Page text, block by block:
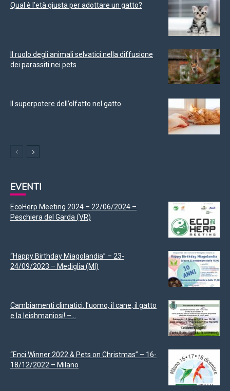
Qual è l’età giusta per adottare un gatto?
Il ruolo degli animali selvatici nella diffusione
dei parassiti nei pets
Il superpotere dell’olfatto nel gatto
EVENTI
EcoHerp Meeting 2024 – 22/06/2024 –
Peschiera del Garda (VR)
“Happy Birthday Miagolandia” – 23-
24/09/2023 – Mediglia (MI)
Cambiamenti climatici: l’uomo, il cane, il gatto
e la leishmaniosi! –...
“Enci Winner 2022 & Pets on Christmas” – 16-
18/12/2022 – Milano